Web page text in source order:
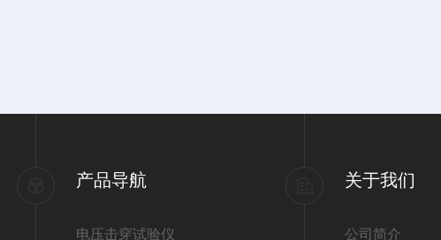
产品导航
电压击穿试验仪
关于我们
公司简介